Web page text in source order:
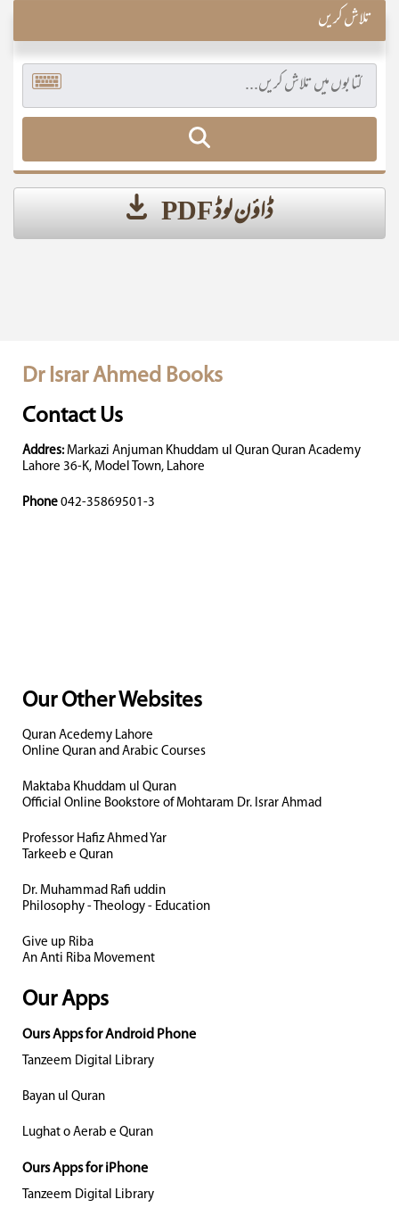
تلاش کریں
ڈاؤن لوڈ PDF
Dr Israr Ahmed Books
Contact Us
Addres: Markazi Anjuman Khuddam ul Quran Quran Academy
Lahore 36-K, Model Town, Lahore
Phone 042-35869501-3
Our Other Websites
Quran Acedemy Lahore
Online Quran and Arabic Courses
Maktaba Khuddam ul Quran
Official Online Bookstore of Mohtaram Dr. Israr Ahmad
Professor Hafiz Ahmed Yar
Tarkeeb e Quran
Dr. Muhammad Rafi uddin
Philosophy - Theology - Education
Give up Riba
An Anti Riba Movement
Our Apps
Ours Apps for Android Phone
Tanzeem Digital Library
Bayan ul Quran
Lughat o Aerab e Quran
Ours Apps for iPhone
Tanzeem Digital Library